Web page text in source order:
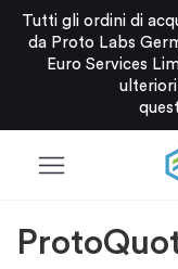
Tutti gli ordini di
da Proto Labs
Euro Services
menu